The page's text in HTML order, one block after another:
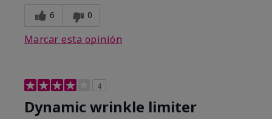
6 0
Marcar esta opinión
4
Dynamic wrinkle limiter